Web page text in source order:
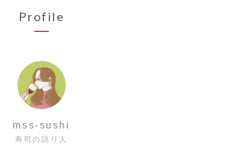
Profile
mss-sushi
寿司の語り人